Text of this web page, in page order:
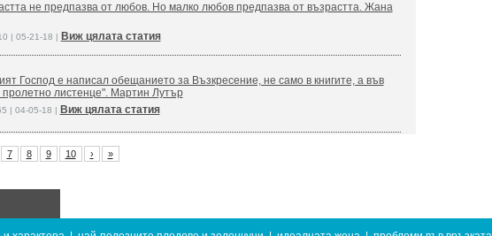
не предпазва от любов. Но малко любов предпазва от възрастта. Жана
| 05-21-18 | Виж цялата статия
Господ е написал обещанието за Възкресение, не само в книгите, а във
пролетно листенце". Мартин Лутър
| 04-05-18 | Виж цялата статия
7 8 9 10 › »